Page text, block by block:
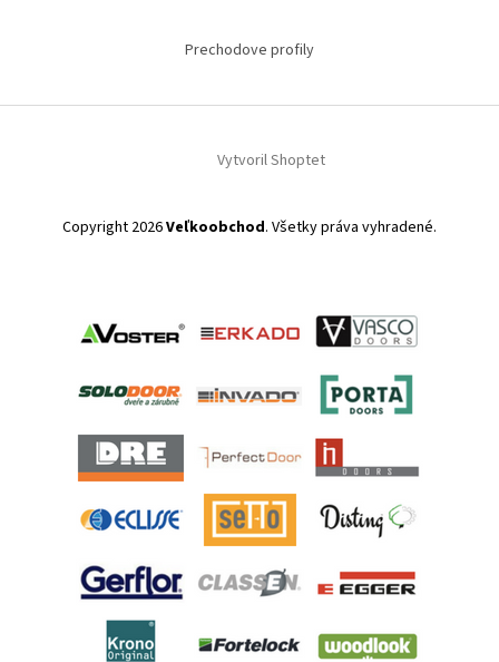
Prechodove profily
Vytvoril Shoptet
Copyright 2026Veľkoobchod. Všetky práva vyhradené.